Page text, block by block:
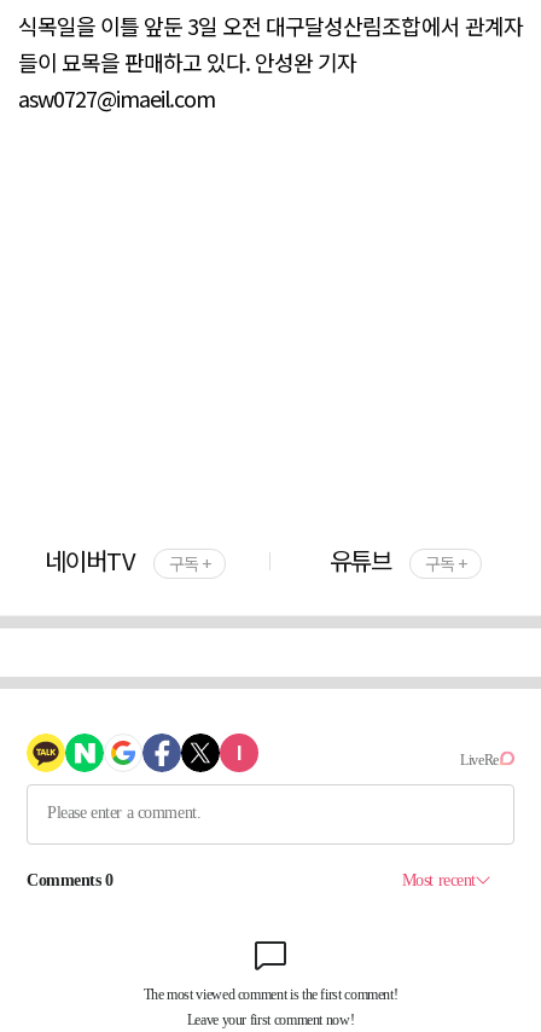
식목일을 이틀 앞둔 3일 오전 대구달성산림조합에서 관계자
들이 묘목을 판매하고 있다. 안성완 기자
asw0727@imaeil.com
네이버TV 구독 + 유튜브 구독 +